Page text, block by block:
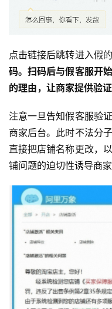
点击链接后跳转进入假
码。扫码后与假客服开
的理由，让商家提供验证
注意一旦告知假客服验
商家后台。此时不法分
直接把店铺名称更改，
铺问题的迫切性诱导商家